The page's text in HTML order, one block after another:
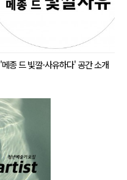
'메종 드 빛깔-사유하다' 공간 소개